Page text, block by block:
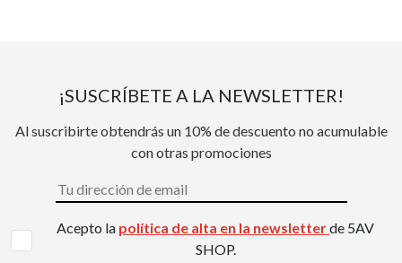
¡SUSCRÍBETE A LA NEWSLETTER!
Al suscribirte obtendrás un 10% de descuento no acumulable
con otras promociones
Acepto la política de alta en la newsletterde 5AV
SHOP.